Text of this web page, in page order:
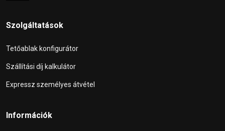
Szolgáltatások
Tetőablak konfigurátor
Szállítási díj kalkulátor
Expressz személyes átvétel
Információk